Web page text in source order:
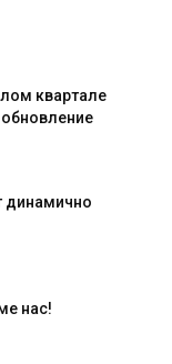
квартале
динамично
нас!